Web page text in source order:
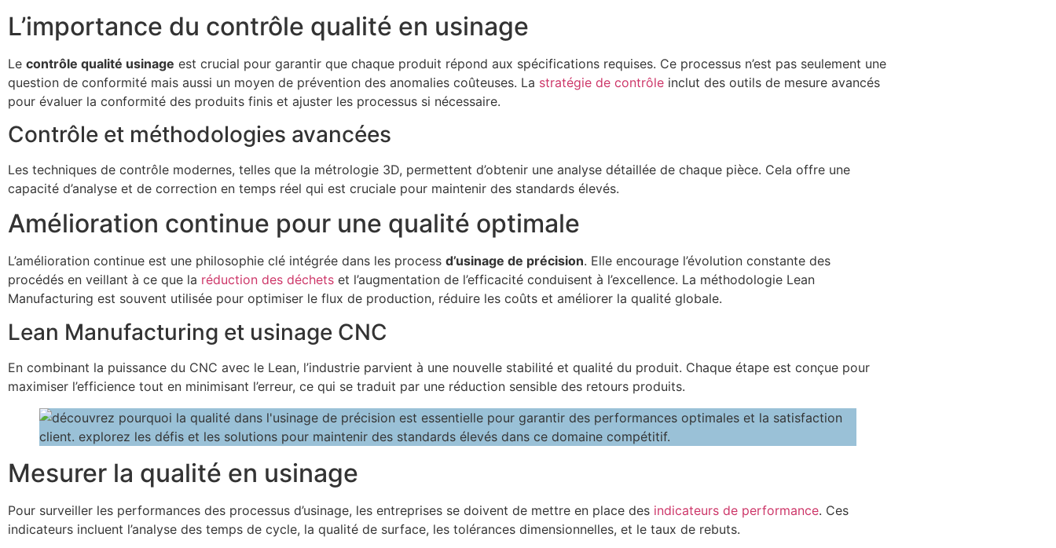
L’importance du contrôle qualité en usinage
Le contrôle qualité usinage est crucial pour garantir que chaque produit répond aux spécifications requises. Ce processus n’est pas seulement une
question de conformité mais aussi un moyen de prévention des anomalies coûteuses. La stratégie de contrôle inclut des outils de mesure avancés
pour évaluer la conformité des produits finis et ajuster les processus si nécessaire.
Contrôle et méthodologies avancées
Les techniques de contrôle modernes, telles que la métrologie 3D, permettent d’obtenir une analyse détaillée de chaque pièce. Cela offre une
capacité d’analyse et de correction en temps réel qui est cruciale pour maintenir des standards élevés.
Amélioration continue pour une qualité optimale
L’amélioration continue est une philosophie clé intégrée dans les process d’usinage de précision. Elle encourage l’évolution constante des
procédés en veillant à ce que la réduction des déchets et l’augmentation de l’efficacité conduisent à l’excellence. La méthodologie Lean
Manufacturing est souvent utilisée pour optimiser le flux de production, réduire les coûts et améliorer la qualité globale.
Lean Manufacturing et usinage CNC
En combinant la puissance du CNC avec le Lean, l’industrie parvient à une nouvelle stabilité et qualité du produit. Chaque étape est conçue pour
maximiser l’efficience tout en minimisant l’erreur, ce qui se traduit par une réduction sensible des retours produits.
Mesurer la qualité en usinage
Pour surveiller les performances des processus d’usinage, les entreprises se doivent de mettre en place des indicateurs de performance. Ces
indicateurs incluent l’analyse des temps de cycle, la qualité de surface, les tolérances dimensionnelles, et le taux de rebuts.